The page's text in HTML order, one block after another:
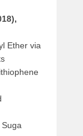
Ether via
Suga